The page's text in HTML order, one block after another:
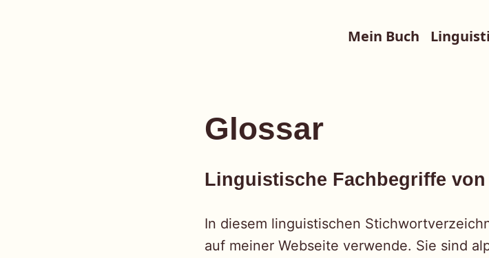
Mein Buch
Glossar
Linguistische Fachbegriffe von
In diesem linguistischen
auf meiner Webseite verwende. Sie sind